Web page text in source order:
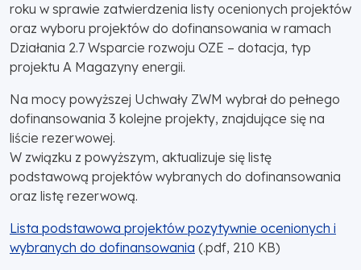
roku w sprawie zatwierdzenia listy ocenionych projektów
oraz wyboru projektów do dofinansowania w ramach
Działania 2.7 Wsparcie rozwoju OZE – dotacja, typ
projektu A Magazyny energii.
Na mocy powyższej Uchwały ZWM wybrał do pełnego
dofinansowania 3 kolejne projekty, znajdujące się na
liście rezerwowej.
W związku z powyższym, aktualizuje się listę
podstawową projektów wybranych do dofinansowania
oraz listę rezerwową.
Lista podstawowa projektów pozytywnie ocenionych i
wybranych do dofinansowania (.pdf, 210 KB)